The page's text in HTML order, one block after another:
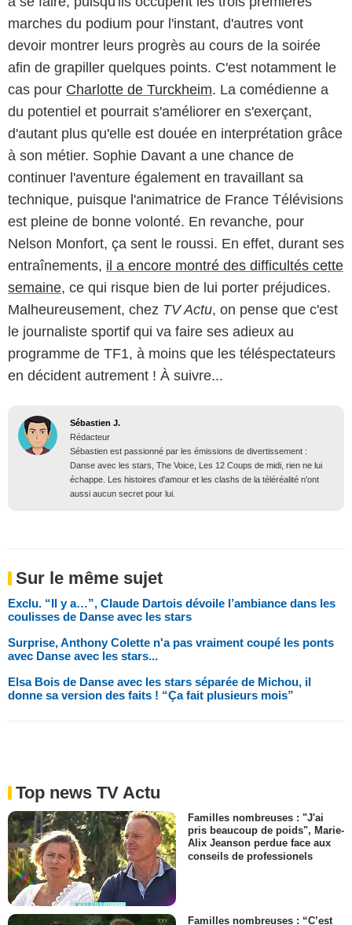
marches du podium pour l'instant, d'autres vont
devoir montrer leurs progrès au cours de la soirée
afin de grapiller quelques points. C'est notamment le
cas pour Charlotte de Turckheim. La comédienne a
du potentiel et pourrait s'améliorer en s'exerçant,
d'autant plus qu'elle est douée en interprétation grâce
à son métier. Sophie Davant a une chance de
continuer l'aventure également en travaillant sa
technique, puisque l'animatrice de France Télévisions
est pleine de bonne volonté. En revanche, pour
Nelson Monfort, ça sent le roussi. En effet, durant ses
entraînements, il a encore montré des difficultés cette
semaine, ce qui risque bien de lui porter préjudices.
Malheureusement, chez TV Actu, on pense que c'est
le journaliste sportif qui va faire ses adieux au
programme de TF1, à moins que les téléspectateurs
en décident autrement ! À suivre...
Sébastien J.
Rédacteur
Sébastien est passionné par les émissions de divertissement :
Danse avec les stars, The Voice, Les 12 Coups de midi, rien ne lui
échappe. Les histoires d'amour et les clashs de la téléréalité n'ont
aussi aucun secret pour lui.
Sur le même sujet
Exclu. “Il y a…”, Claude Dartois dévoile l’ambiance dans les
coulisses de Danse avec les stars
Surprise, Anthony Colette n'a pas vraiment coupé les ponts
avec Danse avec les stars...
Elsa Bois de Danse avec les stars séparée de Michou, il
donne sa version des faits ! “Ça fait plusieurs mois”
Top news TV Actu
Familles nombreuses : "J'ai
pris beaucoup de poids", Marie-
Alix Jeanson perdue face aux
conseils de professionels
Familles nombreuses : “C’est